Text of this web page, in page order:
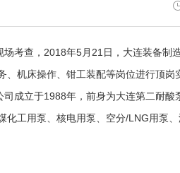
查，2018年5月21日，大连装备制
、机床操作、钳工装配等岗位进行顶
成立于1988年，前身为大连第二耐酸
化工用泵、核电用泵、空分/LNG用泵